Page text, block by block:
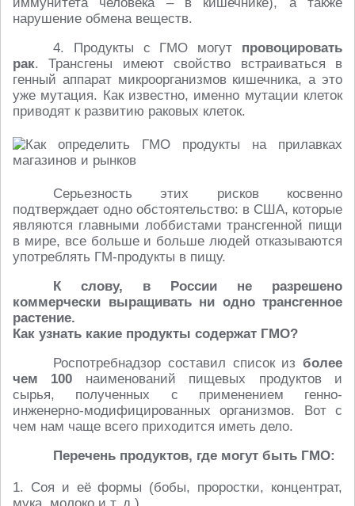
нарушение обмена веществ.
4. Продукты с ГМО могут провоцировать
рак. Трансгены имеют свойство встраиваться в
генный аппарат микроорганизмов кишечника, а это
уже мутация. Как известно, именно мутации клеток
приводят к развитию раковых клеток.
Серьезность этих рисков косвенно
подтверждает одно обстоятельство: в США, которые
являются главными лоббистами трансгенной пищи
в мире, все больше и больше людей отказываются
употреблять ГМ-продукты в пищу.
К слову, в России не разрешено
коммерчески выращивать ни одно трансгенное
растение.
Как узнать какие продукты содержат ГМО?
Роспотребнадзор составил список из более
чем 100 наименований пищевых продуктов и
сырья, полученных с применением генно-
инженерно-модифицированных организмов. Вот с
чем нам чаще всего приходится иметь дело.
Перечень продуктов, где могут быть ГМО:
1. Соя и её формы (бобы, проростки, концентрат,